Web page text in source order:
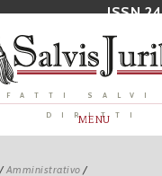
ISSN
FATTI
DIRITTI
MENU
/Amministrativo /